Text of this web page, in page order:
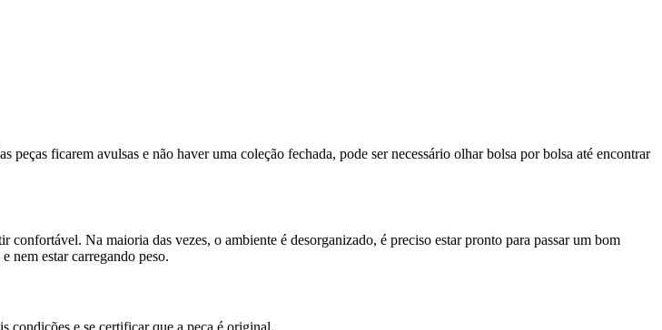
peças ficarem avulsas e não haver uma coleção fechada, pode ser necessário olhar bolsa por bolsa até encontrar
confortável. Na maioria das vezes, o ambiente é desorganizado, é preciso estar pronto para passar um bom
nem estar carregando peso.
condições e se certificar que a peça é original.